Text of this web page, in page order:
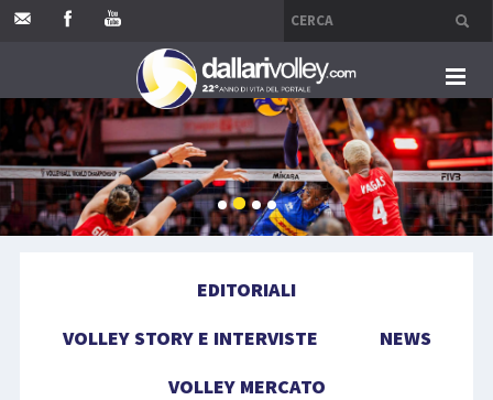
HOME
EDITORIALI
VOLLEY MERCATO
EDITORIALI
VOLLEY STORY E INTERVISTE
NEWS
VOLLEY MERCATO